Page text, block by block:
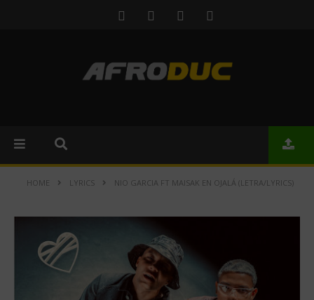
HOME LYRICS NIO GARCIA FT MAISAK EN OJALÁ (LETRA/LYRICS)